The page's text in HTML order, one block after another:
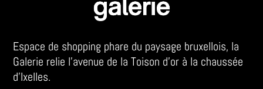
Espace de shopping phare du paysage bruxellois, la
Galerie relie l’avenue de la Toison d’or à la chaussée
d’Ixelles.